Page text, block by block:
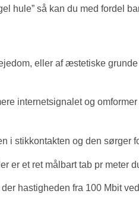
hule” så kan du med fordel
eller af æstetiske
internetsignalet og
i stikkontakten og den sørger
er et ret målbart tab pr meter
hastigheden fra 100 Mbit